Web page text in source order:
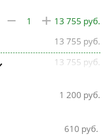
13 755
13 755
13 755
1 200
610